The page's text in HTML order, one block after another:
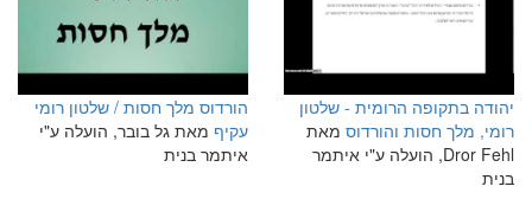
יהודה בתקופה הרומית - שלטון
רומי, מלך חסות והורדוס מאת
Dror Fehl, הועלה ע"י איתמר
בנית
הורדוס מלך חסות / שלטון רומי
עקיף מאת גל בובר, הועלה ע"י
איתמר בנית